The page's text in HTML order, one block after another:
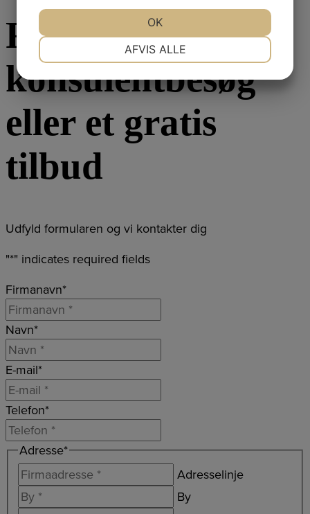
Få et Gratis
konsulentbesøg
eller et gratis
tilbud
Udfyld formularen og vi kontakter dig
"*" indicates required fields
Firmanavn*
Navn*
E-mail*
Telefon*
Adresse*
Adresselinje
By
MARKETING STATISTIK
AFVIS ALLE
OK